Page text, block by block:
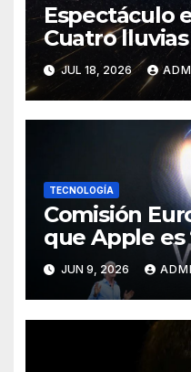
Espectáculo
Cuatro
llegarán a su
al mismo
JUL 18, 2026
TECNOLOGÍA
Comisión
que Apple es
crear una IA
sus normas
JUN 9, 2026